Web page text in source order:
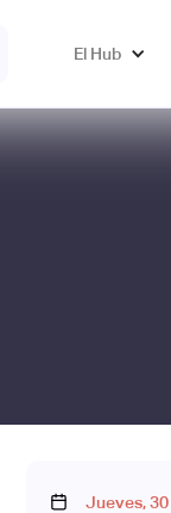
El Hub
Jueves,30